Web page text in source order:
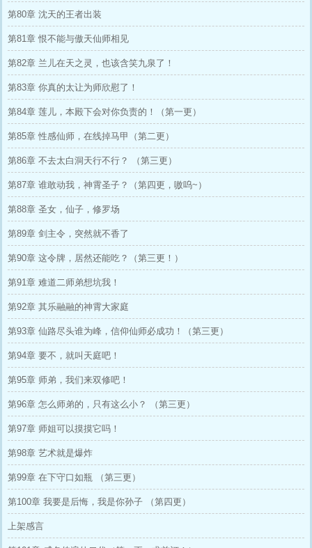
第80章 沈天的王者出装
第81章 恨不能与傲天仙师相见
第82章 兰儿在天之灵，也该含笑九泉了！
第83章 你真的太让为师欣慰了！
第84章 莲儿，本殿下会对你负责的！（第一更）
第85章 性感仙师，在线掉马甲（第二更）
第86章 不去太白洞天行不行？ （第三更）
第87章 谁敢动我，神霄圣子？（第四更，嗷呜~）
第88章 圣女，仙子，修罗场
第89章 剑主令，突然就不香了
第90章 这令牌，居然还能吃？（第三更！）
第91章 难道二师弟想坑我！
第92章 其乐融融的神霄大家庭
第93章 仙路尽头谁为峰，信仰仙师必成功！（第三更）
第94章 要不，就叫天庭吧！
第95章 师弟，我们来双修吧！
第96章 怎么师弟的，只有这么小？ （第三更）
第97章 师姐可以摸摸它吗！
第98章 艺术就是爆炸
第99章 在下守口如瓶 （第三更）
第100章 我要是后悔，我是你孙子 （第四更）
上架感言